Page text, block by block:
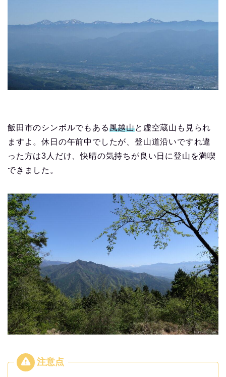
飯田市のシンボルでもある風越山と虚空蔵山も見られ
ますよ。休日の午前中でしたが、登山道沿いですれ違
った方は3人だけ、快晴の気持ちが良い日に登山を満喫
できました。